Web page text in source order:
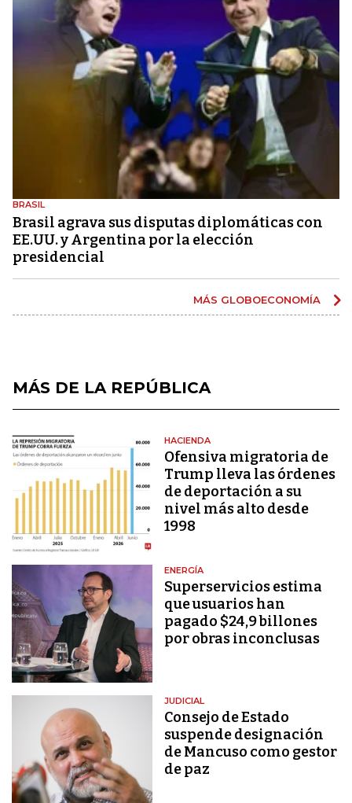
BRASIL
Brasil agrava sus disputas diplomáticas con
EE.UU. y Argentina por la elección
presidencial
MÁS GLOBOECONOMÍA
MÁS DE LA REPÚBLICA
HACIENDA
Ofensiva migratoria de
Trump lleva las órdenes
de deportación a su
nivel más alto desde
1998
ENERGÍA
Superservicios estima
que usuarios han
pagado $24,9 billones
por obras inconclusas
JUDICIAL
Consejo de Estado
suspende designación
de Mancuso como gestor
de paz